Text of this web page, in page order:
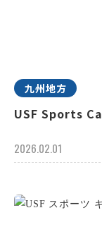
九州地方
USF Sports
2026.02.01